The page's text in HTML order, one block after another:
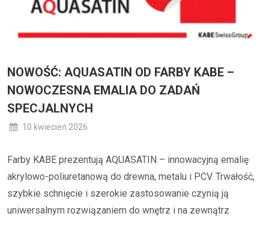
NOWOŚĆ: AQUASATIN OD FARBY KABE –
NOWOCZESNA EMALIA DO ZADAŃ
SPECJALNYCH
10 kwiecień 2026
Farby KABE prezentują AQUASATIN – innowacyjną emalię
akrylowo-poliuretanową do drewna, metalu i PCV. Trwałość,
szybkie schnięcie i szerokie zastosowanie czynią ją
uniwersalnym rozwiązaniem do wnętrz i na zewnątrz.